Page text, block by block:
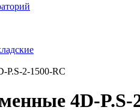
P.S-2-1500-RC
4D-P.S-